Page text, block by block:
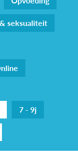
seksualiteit
7 - 9j